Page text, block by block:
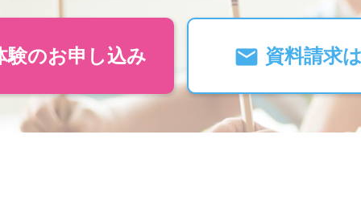
のお申し込み 資料請求